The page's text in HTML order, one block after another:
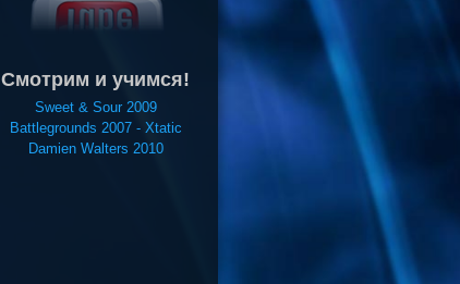
Смотрим и учимся!
Sweet & Sour 2009
Battlegrounds 2007 - Xtatic
Damien Walters 2010